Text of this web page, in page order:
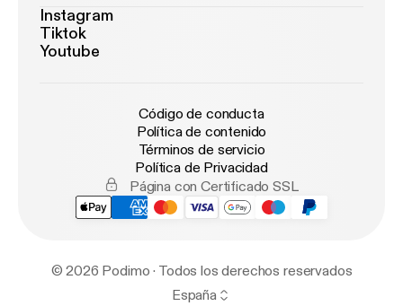
Instagram
Tiktok
Youtube
Código de conducta
Política de contenido
Términos de servicio
Política de Privacidad
Página con Certificado SSL
© 2026 Podimo · Todos los derechos reservados
España